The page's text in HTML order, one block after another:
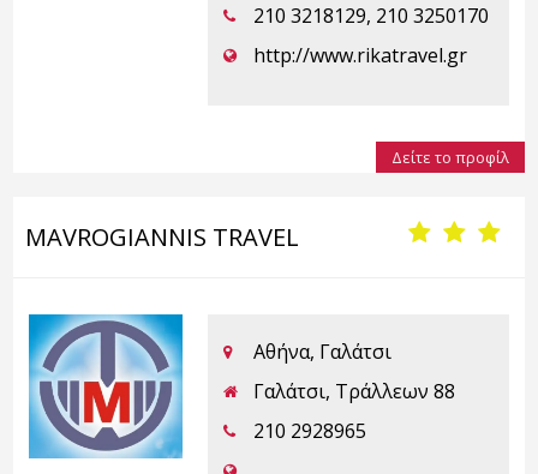
210 3218129, 210 3250170
http://www.rikatravel.gr
Δείτε το προφίλ
MAVROGIANNIS TRAVEL
Αθήνα, Γαλάτσι
Γαλάτσι, Τράλλεων 88
210 2928965